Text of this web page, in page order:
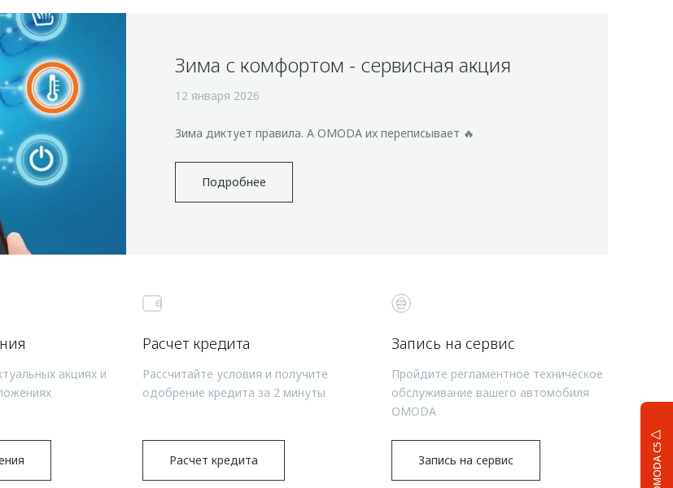
OMODA C5
Зима с комфортом - сервисная акция
12 января 2026
Зима диктует правила. А OMODA их переписывает 🔥
Подробнее
акциях и
Расчет кредита
Рассчитайте условия и получите
одобрение кредита за 2 минуты
Расчет кредита
Запись на сервис
Пройдите регламентное техническое
обслуживание вашего автомобиля
OMODA
Запись на сервис